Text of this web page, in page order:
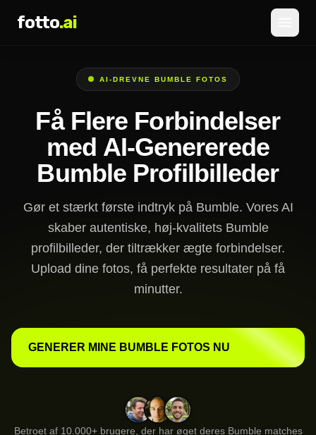
fotto.ai
Priser
AI-DREVNE BUMBLE FOTOS
Få Flere Forbindelser
med AI-Genererede
Bumble Profilbilleder
Gør et stærkt første indtryk på Bumble. Vores AI
skaber autentiske, høj-kvalitets Bumble
profilbilleder, der tiltrækker ægte forbindelser.
Upload dine fotos, få perfekte resultater på få
minutter.
GENERER MINE BUMBLE FOTOS NU
Betroet af 10.000+ brugere, der har øget deres Bumble matches